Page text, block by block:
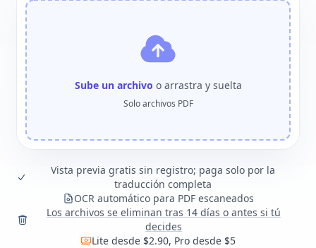
Sube un archivo o arrastra y suelta
Solo archivos PDF
Vista previa gratis sin registro; paga solo por la
traducción completa
OCR automático para PDF escaneados
Los archivos se eliminan tras 14 días o antes si tú
decides
Lite desde $2.90, Pro desde $5